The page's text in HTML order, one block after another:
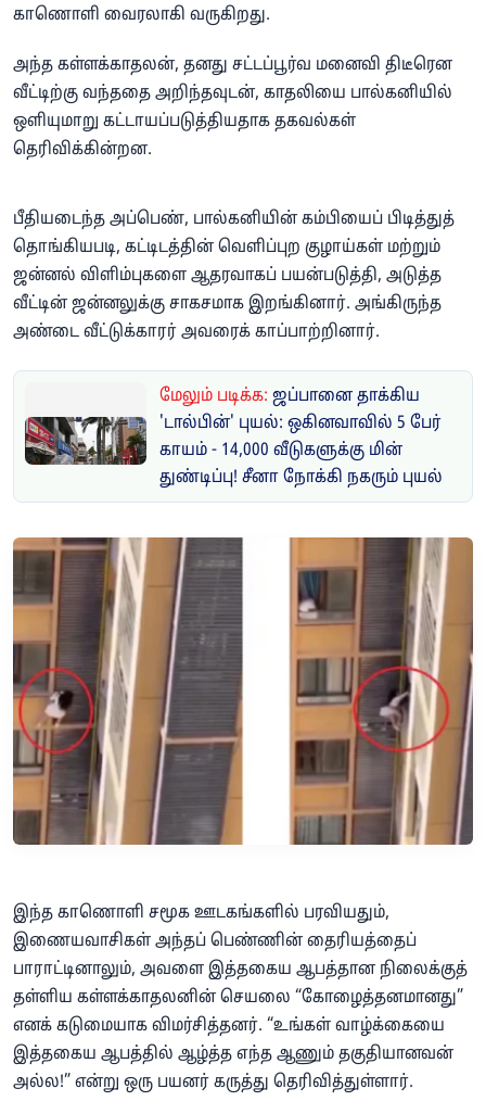
காணொளி வைரலாகி வருகிறது.
அந்த கள்ளக்காதலன், தனது சட்டப்பூர்வ மனைவி திடீரென
வீட்டிற்கு வந்ததை அறிந்தவுடன், காதலியை பால்கனியில்
ஒளியுமாறு கட்டாயப்படுத்தியதாக தகவல்கள்
தெரிவிக்கின்றன.
பீதியடைந்த அப்பெண், பால்கனியின் கம்பியைப் பிடித்துத்
தொங்கியபடி, கட்டிடத்தின் வெளிப்புற குழாய்கள் மற்றும்
ஜன்னல் விளிம்புகளை ஆதரவாகப் பயன்படுத்தி, அடுத்த
வீட்டின் ஜன்னலுக்கு சாகசமாக இறங்கினார். அங்கிருந்த
அண்டை வீட்டுக்காரர் அவரைக் காப்பாற்றினார்.
மேலும் படிக்க: ஜப்பானை தாக்கிய
'டால்பின்' புயல்: ஒகினவாவில் 5 பேர்
காயம் - 14,000 வீடுகளுக்கு மின்
துண்டிப்பு! சீனா நோக்கி நகரும் புயல்
இந்த காணொளி சமூக ஊடகங்களில் பரவியதும்,
இணையவாசிகள் அந்தப் பெண்ணின் தைரியத்தைப்
பாராட்டினாலும், அவளை இத்தகைய ஆபத்தான நிலைக்குத்
தள்ளிய கள்ளக்காதலனின் செயலை “கோழைத்தனமானது”
எனக் கடுமையாக விமர்சித்தனர். “உங்கள் வாழ்க்கையை
இத்தகைய ஆபத்தில் ஆழ்த்த எந்த ஆணும் தகுதியானவன்
அல்ல!” என்று ஒரு பயனர் கருத்து தெரிவித்துள்ளார்.